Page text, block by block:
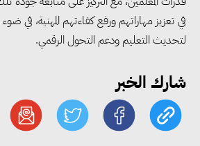
في تعزيز مهاراتهم ورفع كفاءتهم المهنية، في ضوء
لتحديث التعليم ودعم التحول الرقمي.
شارك الخبر
«التضامن» تطلق
المدرسة.. الخير في مصر»
المستلزمات الدراسية
مصر والبرازيل تبحثان